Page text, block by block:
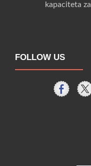
kapaciteta
FOLLOW US